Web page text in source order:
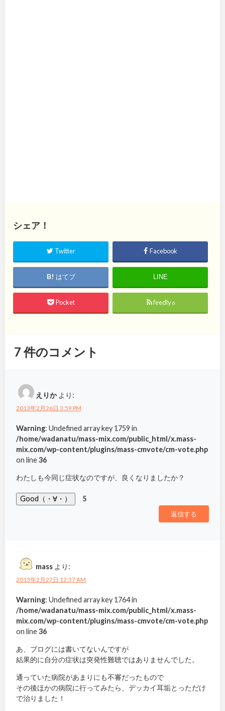
シェア！
Twitter Facebook
はてブ LINE
Pocket feedly6
7件のコメント
えりか より:
2013年2月26日 3:59 PM
Warning: Undefined array key 1759 in
/home/wadanatu/mass-mix.com/public_html/x.mass-
mix.com/wp-content/plugins/mass-cmvote/cm-vote.php
on line36
わたしも今同じ症状なのですが、良くなりましたか？
Good（・∀・） 5
返信する
mass より:
2013年2月27日 12:37 AM
Warning: Undefined array key 1764 in
/home/wadanatu/mass-mix.com/public_html/x.mass-
mix.com/wp-content/plugins/mass-cmvote/cm-vote.php
on line36
あ、ブログには書いてないんですが
結果的に自分の症状は突発性難聴ではありませんでした。
通っていた病院があまりにも不審だったもので
その後ほかの病院に行ってみたら、デッカイ耳垢とっただけ
で治りました！